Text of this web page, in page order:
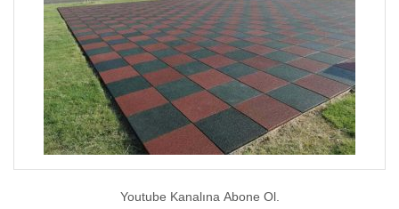
Youtube Kanalına Abone Ol.